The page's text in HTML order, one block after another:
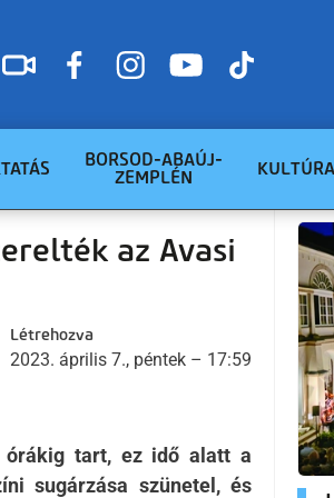
BORSOD-ABAÚJ-
ZEMPLÉN
KULTÚRA
az Avasi
Létrehozva
2023. április 7., péntek – 17:59
órákig tart, ez idő alatt a
sugárzása szünetel, és